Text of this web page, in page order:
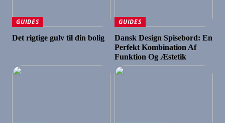
GUIDES
Det rigtige gulv til din bolig
GUIDES
Dansk Design Spisebord: En
Perfekt Kombination Af
Funktion Og Æstetik